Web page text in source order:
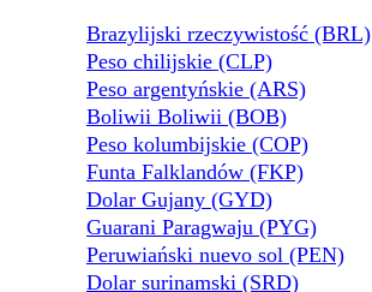
Brazylijski rzeczywistość (BRL)
Peso chilijskie (CLP)
Peso argentyńskie (ARS)
Boliwii Boliwii (BOB)
Peso kolumbijskie (COP)
Funta Falklandów (FKP)
Dolar Gujany (GYD)
Guarani Paragwaju (PYG)
Peruwiański nuevo sol (PEN)
Dolar surinamski (SRD)